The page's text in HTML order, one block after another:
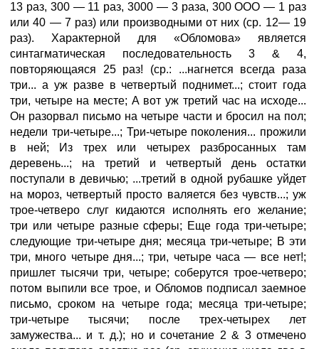
13 раз, 300 — 11 раз, 3000 — 3 раза, 300 ООО — 1 раз
или 40 — 7 раз) или производными от них (ср. 12— 19
раз). Характерной для «Обломова» является
синтагматическая последовательность 3 & 4,
повторяющаяся 25 раз! (ср.: ...нагнется всегда раза
три... а уж разве в четвертый поднимет...; стоит года
три, четыре на месте; А вот уж третий час на исходе...
Он разорвал письмо на четыре части и бросил на пол;
недели три-четыре...; Три-четыре поколения... прожили
в ней; Из трех или четырех разбросанных там
деревень...; на третий и четвертый день остатки
поступали в девичью; ...третий в одной рубашке уйдет
на мороз, четвертый просто валяется без чувств...; уж
трое-четверо слуг кидаются исполнять его желание;
три или четыре разные сферы; Еще года три-четыре;
следующие три-четыре дня; месяца три-четыре; В эти
три, много четыре дня...; три, четыре часа — все нет!;
пришлет тысячи три, четыре; соберутся трое-четверо;
потом выпили все трое, и Обломов подписал заемное
письмо, сроком на четыре года; месяца три-четыре;
три-четыре тысячи; после трех-четырех лет
замужества... и т. д.); но и сочетание 2 & 3 отмечено